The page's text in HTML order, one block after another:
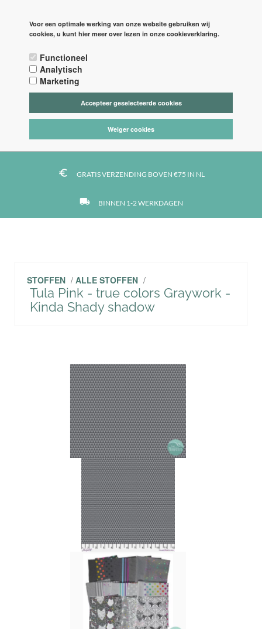
tag_faces DE LEUKSTE STOFFEN
euro_symbol GRATIS VERZENDING BOVEN €75 IN NL
local_shipping BINNEN 1-2 WERKDAGEN
STOFFEN / ALLE STOFFEN /
Tula Pink - true colors Graywork -
Kinda Shady shadow
Voor een optimale werking van onze website gebruiken wij
cookies, u kunt hier meer over lezen in onze cookieverklaring.
Functioneel
Analytisch
Marketing
Accepteer geselecteerde cookies
Weiger cookies